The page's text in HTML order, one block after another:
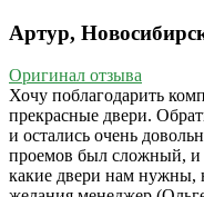
Артур,
Оригинал отзыва
Хочу поблагодарить
прекрасные двери.
и остались очень
проемов был сложный,
какие двери нам